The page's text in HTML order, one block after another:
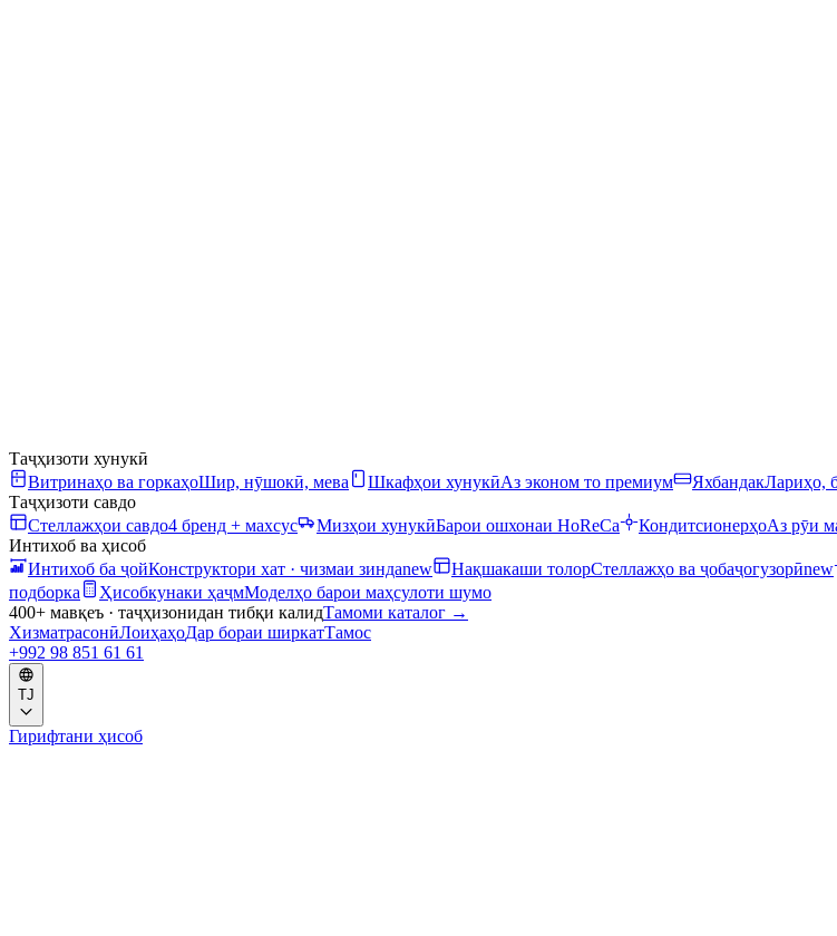
Таҷҳизоти хунукӣ
Витринаҳо ва горкаҳоШир, нӯшокӣ, мева Шкафҳои хунукӣАз эконом то премиум ЯхбандакЛариҳо,
Таҷҳизоти савдо
Стеллажҳои савдо4 бренд + махсус Мизҳои хунукӣБарои ошхонаи HoReCa КондитсионерҳоАз рӯи
Интихоб ва ҳисоб
Интихоб ба ҷойКонструктори хат · чизмаи зиндаnew Нақшакаши толорСтеллажҳо ва ҷобаҷогузорӣnew
подборка
Ҳисобкунаки ҳаҷмМоделҳо барои маҳсулоти шумо
400+ мавқеъ · таҷҳизонидан тибқи калидТамоми каталог →
ХизматрасонӣЛоиҳаҳоДар бораи ширкатТамос
+992 98 851 61 61
TJ
Гирифтани ҳисоб